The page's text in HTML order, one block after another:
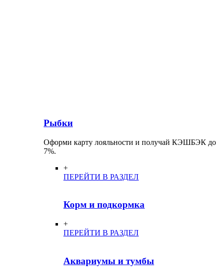
Рыбки
Оформи карту лояльности и получай КЭШБЭК до
7%.
+
ПЕРЕЙТИ В РАЗДЕЛ
Корм и подкормка
+
ПЕРЕЙТИ В РАЗДЕЛ
Аквариумы и тумбы